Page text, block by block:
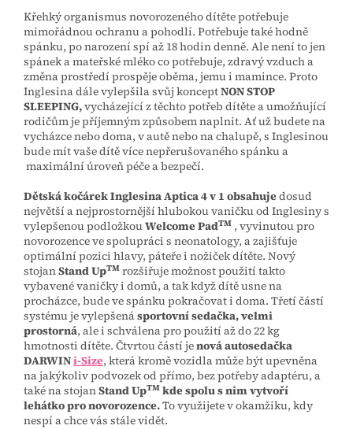
Křehký organismus novorozeného dítěte potřebuje
mimořádnou ochranu a pohodlí. Potřebuje také hodně
spánku, po narození spí až 18 hodin denně. Ale není to jen
spánek a mateřské mléko co potřebuje, zdravý vzduch a
změna prostředí prospěje oběma, jemu i mamince. Proto
Inglesina dále vylepšila svůj konceptNON STOP
SLEEPING,vycházející z těchto potřeb dítěte a umožňující
rodičům je příjemným způsobem naplnit. Ať už budete na
vycházce nebo doma, v autě nebo na chalupě, s Inglesinou
bude mít vaše dítě více nepřerušovaného spánku a
maximální úroveň péče a bezpečí.
Dětská kočárek Inglesina Aptica 4 v 1 obsahujedosud
největší a nejprostornější hlubokou vaničku od Inglesiny s
vylepšenou podložkouWelcome PadTM , vyvinutou pro
novorozence ve spolupráci s neonatology, a zajišťuje
optimální pozici hlavy, páteře i nožiček dítěte. Nový
stojanStand UpTM rozšiřuje možnost použití takto
vybavené vaničky i domů, a tak když dítě usne na
procházce, bude ve spánku pokračovat i doma. Třetí částí
systému je vylepšenásportovní sedačka, velmi
prostorná, ale i schválena pro použití až do 22 kg
hmotnosti dítěte. Čtvrtou částí jenová autosedačka
DARWINi-Size, která kromě vozidla může být upevněna
na jakýkoliv podvozek od přímo, bez potřeby adaptéru, a
také na stojanStand UpTM kde spolu s nim vytvoří
lehátko pro novorozence.To využijete v okamžiku, kdy
nespí a chce vás stále vidět.